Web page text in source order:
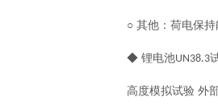
○ 其他：荷电保持
◆ 锂电池UN38.3
高度模拟试验 外